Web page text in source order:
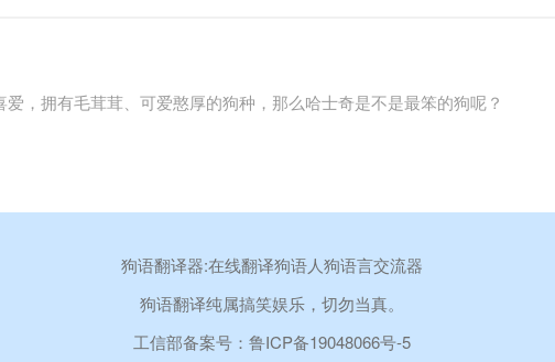
，拥有毛茸茸、可爱憨厚的狗种，那么哈士奇是不是最笨的狗呢？
狗语翻译器:在线翻译狗语人狗语言交流器
狗语翻译纯属搞笑娱乐，切勿当真。
工信部备案号： 鲁ICP备19048066号-5